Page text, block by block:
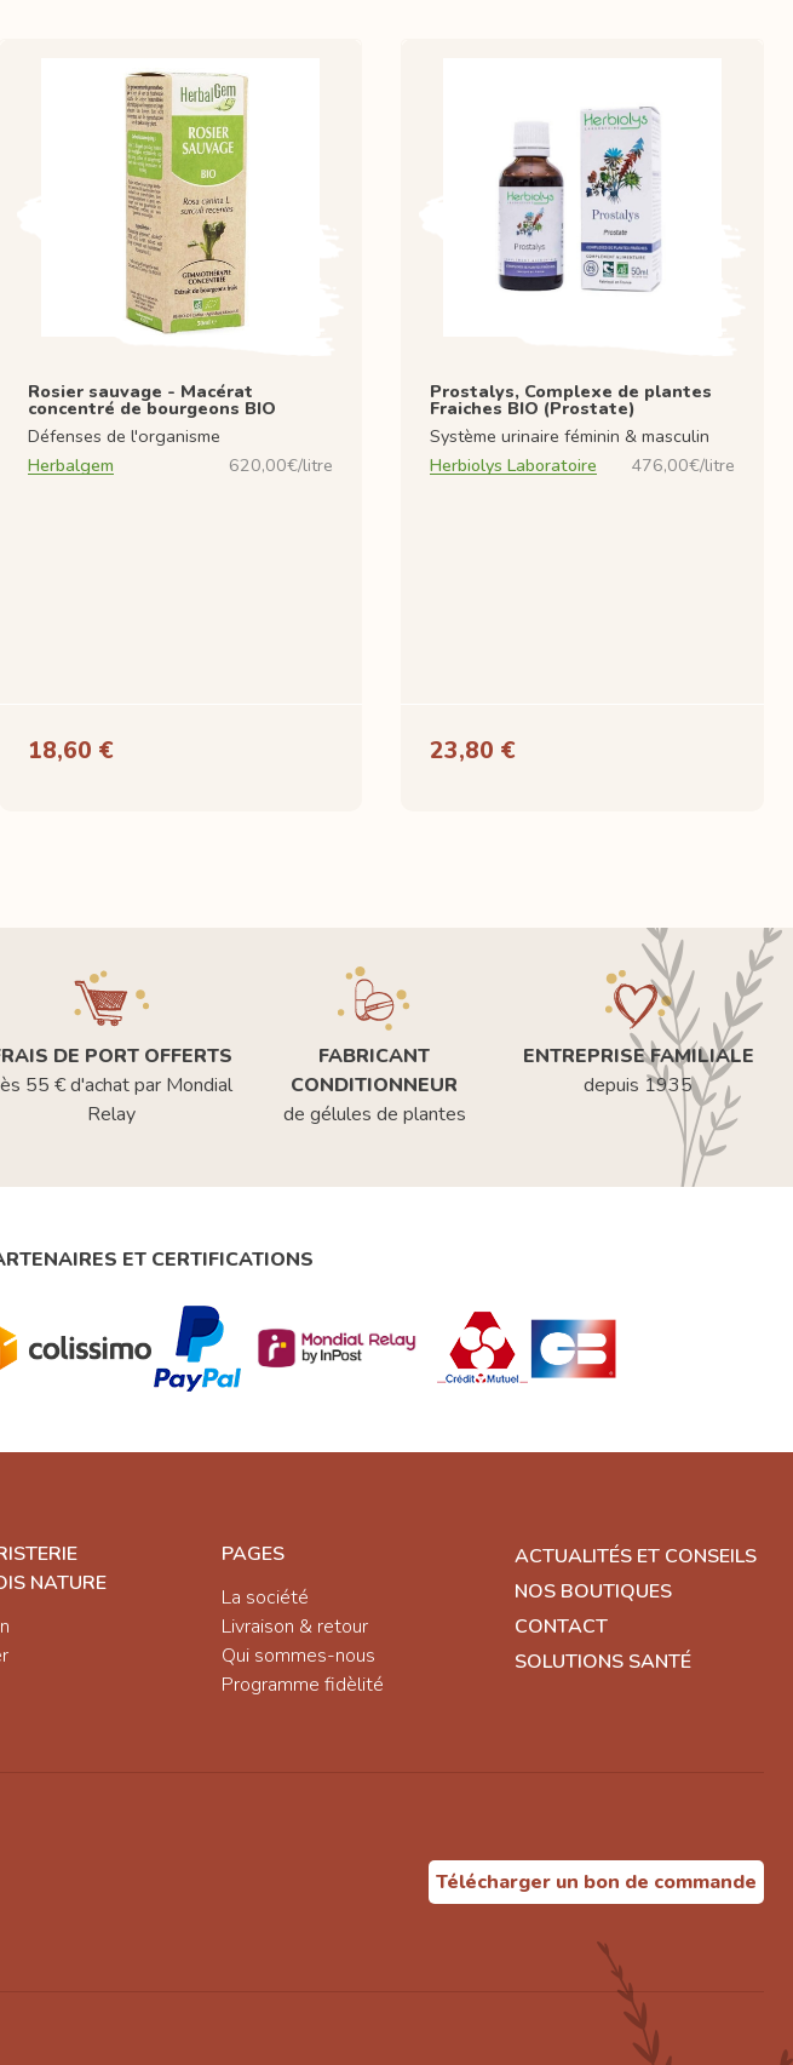
Rosier sauvage - Macérat
concentré de bourgeons BIO
Défenses de l'organisme
Herbalgem
620,00€/litre
18,60 €
Prostalys, Complexe de plantes
Fraiches BIO (Prostate)
Système urinaire féminin & masculin
Herbiolys Laboratoire
476,00€/litre
23,80 €
DE PORT OFFERTS
55 € d'achat par Mondial
Relay
FABRICANT
CONDITIONNEUR
de gélules de plantes
ENTREPRISE FAMILIALE
depuis 1935
ET CERTIFICATIONS
NATURE
PAGES
La société
Livraison & retour
Qui sommes-nous
Programme fidèlité
ACTUALITÉS ET CONSEILS
NOS BOUTIQUES
CONTACT
SOLUTIONS SANTÉ
Télécharger un bon de commande